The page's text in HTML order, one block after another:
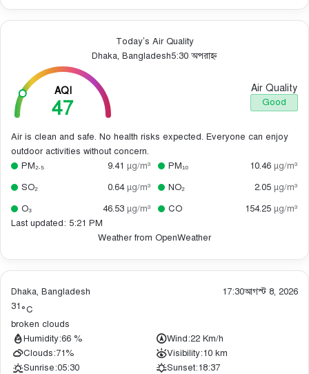
Today’s Air Quality
Dhaka, Bangladesh5:30 অপরাহ্ন
AQI
47
Air Quality
Good
Air is clean and safe. No health risks expected. Everyone can enjoy
outdoor activities without concern.
PM₂.₅
9.41 µg/m³ PM₁₀ 10.46 µg/m³
SO₂
0.64 µg/m³ NO₂ 2.05 µg/m³
O₃
46.53 µg/m³ CO 154.25 µg/m³
Last updated: 5:21 PM
Weather from OpenWeather
Dhaka, Bangladesh 17:30আগস্ট 8, 2026
31 °C
broken clouds
Humidity:66 % Wind:22 Km/h
Clouds:71% Visibility:10 km
Sunrise:05:30 Sunset:18:37